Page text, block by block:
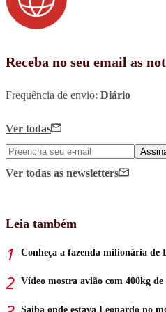
Receba no seu email as
Frequência de envio: Diário
Ver todas
Ver todas as newsletters
Leia também
Conheça a fazenda milionária
Vídeo mostra avião com 400kg
Saiba onde estava Leonardo no